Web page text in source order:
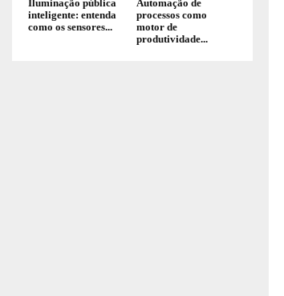
Iluminação pública
inteligente: entenda
como os sensores...
Automação de
processos como
motor de
produtividade...